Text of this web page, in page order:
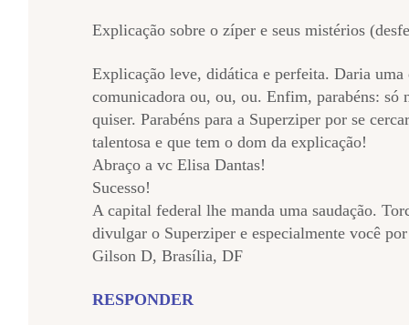
Explicação sobre o zíper e seus mistérios
Explicação leve, didática e perfeita. Daria uma
comunicadora ou, ou, ou. Enfim, parabéns: só
quiser. Parabéns para a Superziper por se
talentosa e que tem o dom da explicação!
Abraço a vc Elisa Dantas!
Sucesso!
A capital federal lhe manda uma saudação.
divulgar o Superziper e especialmente você
Gilson D, Brasília, DF
RESPONDER